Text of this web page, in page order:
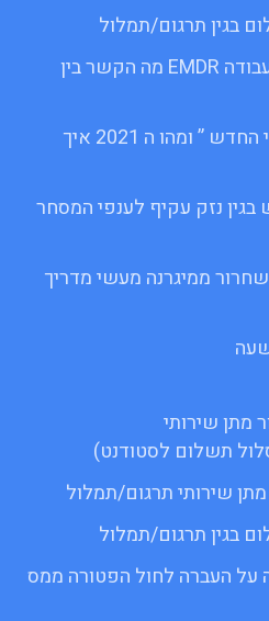
– לבעלי עסקים ובעולם העבודה EMDR מה הקשר בין
– משבר הקורונה “? נורמלי החדש ” ומהו ה 2021 איך
בגין נזק עקיף לענפי המסחר
ממיגרנה מעשי מדריך
מתן שירותי
תשלום לסטודנט)
על העברה לחול הפטורה ממס